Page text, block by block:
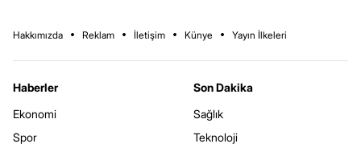
Hakkımızda Reklam İletişim Künye Yayın İlkeleri
Haberler
Ekonomi
Spor
Son Dakika
Sağlık
Teknoloji